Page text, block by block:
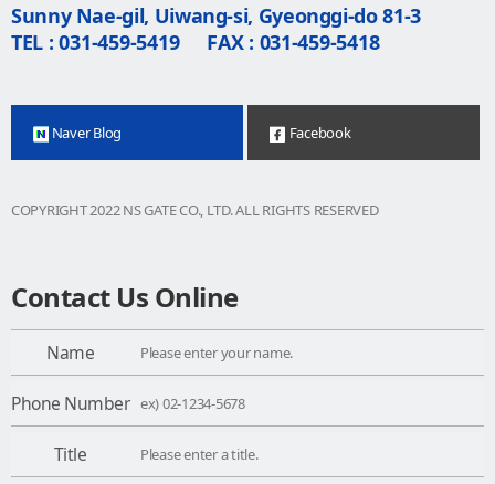
Sunny Nae-gil, Uiwang-si, Gyeonggi-do 81-3
TEL : 031-459-5419
FAX : 031-459-5418
Naver Blog Facebook
COPYRIGHT 2022 NS GATE CO., LTD. ALL RIGHTS RESERVED
Contact Us Online
Name
Phone Number
Title